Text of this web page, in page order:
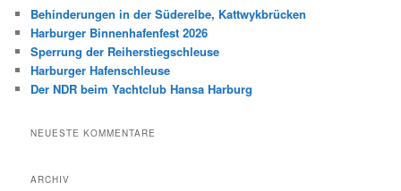
n
Behinderungen in der Süderelbe, Kattwykbrücken
Harburger Binnenhafenfest 2026
Sperrung der Reiherstiegschleuse
Harburger Hafenschleuse
Der NDR beim Yachtclub Hansa Harburg
NEUESTE KOMMENTARE
ARCHIV